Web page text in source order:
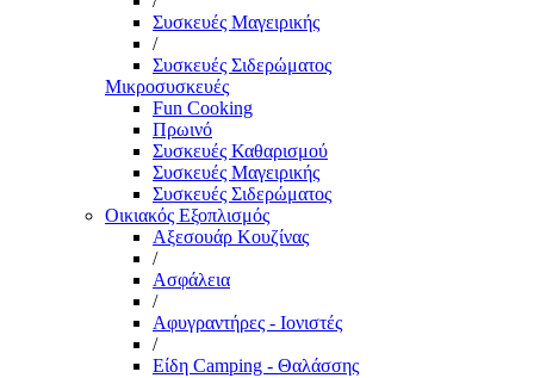
Συσκευές Μαγειρικής
/
Συσκευές Σιδερώματος
Μικροσυσκευές
Fun Cooking
Πρωινό
Συσκευές Καθαρισμού
Συσκευές Μαγειρικής
Συσκευές Σιδερώματος
Οικιακός Εξοπλισμός
Αξεσουάρ Κουζίνας
/
Ασφάλεια
/
Αφυγραντήρες - Ιονιστές
/
Είδη Camping - Θαλάσσης